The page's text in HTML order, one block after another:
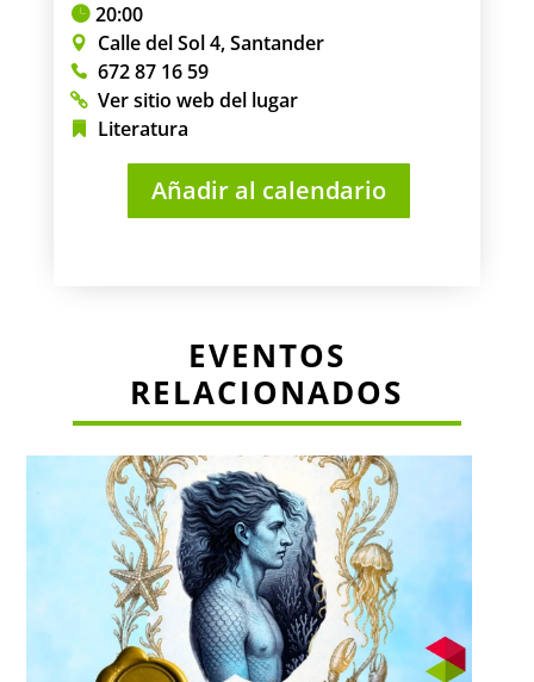
20:00
Calle del Sol 4, Santander
672 87 16 59
Ver sitio web del lugar
Literatura
Añadir al calendario
EVENTOS
RELACIONADOS